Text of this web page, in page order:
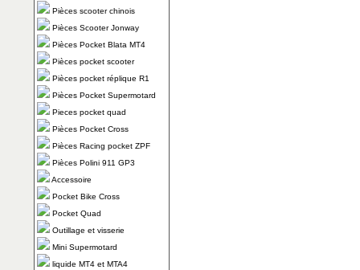
Pièces scooter chinois
Pièces Scooter Jonway
Pièces Pocket Blata MT4
Pièces pocket scooter
Pièces pocket réplique R1
Pièces Pocket Supermotard
Pieces pocket quad
Pièces Pocket Cross
Pièces Racing pocket ZPF
Pièces Polini 911 GP3
Accessoire
Pocket Bike Cross
Pocket Quad
Outillage et visserie
Mini Supermotard
liquide MT4 et MTA4